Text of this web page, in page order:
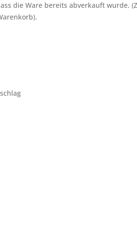
die Ware bereits abverkauft wurde.